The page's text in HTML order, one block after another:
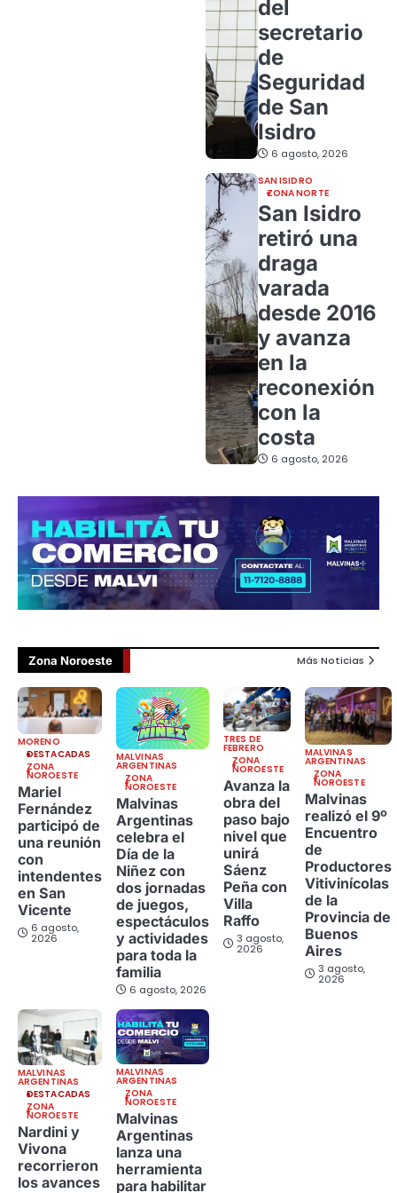
del
secretario
de
Seguridad
de San
Isidro
6 agosto, 2026
SAN ISIDRO
ZONA NORTE
San Isidro
retiró una
draga
varada
desde 2016
y avanza
en la
reconexión
con la
costa
6 agosto, 2026
Zona Noroeste Más Noticias
MORENO
DESTACADAS
ZONA
NOROESTE
Mariel
Fernández
participó de
una reunión
con
intendentes
en San
Vicente
6 agosto,
2026
MALVINAS
ARGENTINAS
ZONA
NOROESTE
Malvinas
Argentinas
celebra el
Día de la
Niñez con
dos jornadas
de juegos,
espectáculos
y actividades
para toda la
familia
6 agosto, 2026
TRES DE
FEBRERO
ZONA
NOROESTE
Avanza la
obra del
paso bajo
nivel que
unirá
Sáenz
Peña con
Villa
Raffo
3 agosto,
2026
MALVINAS
ARGENTINAS
ZONA
NOROESTE
Malvinas
realizó el 9º
Encuentro
de
Productores
Vitivinícolas
de la
Provincia de
Buenos
Aires
3 agosto,
2026
MALVINAS
ARGENTINAS
DESTACADAS
ZONA
NOROESTE
Nardini y
Vivona
recorrieron
los avances
MALVINAS
ARGENTINAS
ZONA
NOROESTE
Malvinas
Argentinas
lanza una
herramienta
para habilitar